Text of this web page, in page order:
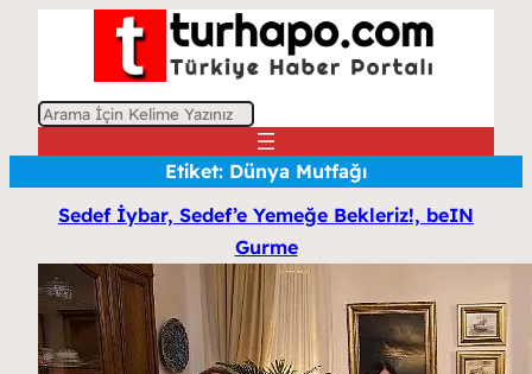
A
Etiket: Dünya Mutfağı
Sedef İybar, Sedef’e Yemeğe Bekleriz!, beIN
Gurme